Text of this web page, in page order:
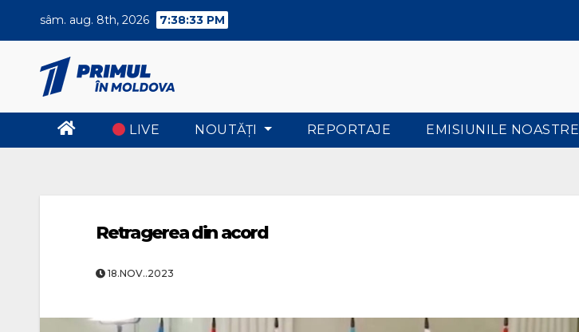
sâm. aug. 8th, 2026 7:38:34 PM
LIVE NOUTĂŢI REPORTAJE EMISIUNILE NOASTRE
Retragerea din acord
18.NOV..2023